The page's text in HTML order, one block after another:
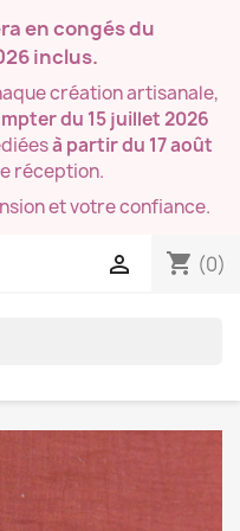
en congés du
inclus.
création artisanale,
du 15 juillet 2026
à partir du 17 août
réception.
et votre confiance.
shopping_cart (0)
